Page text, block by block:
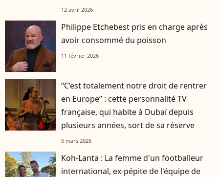
12 avril 2026
Philippe Etchebest pris en charge après
avoir consommé du poisson
11 février 2026
“C’est totalement notre droit de rentrer
en Europe” : cette personnalité TV
française, qui habite à Dubaï depuis
plusieurs années, sort de sa réserve
5 mars 2026
Koh-Lanta : La femme d'un footballeur
international, ex-pépite de l'équipe de